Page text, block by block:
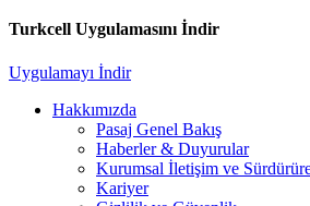
Turkcell Uygulamasını İndir
Uygulamayı İndir
Hakkımızda
Pasaj Genel Bakış
Haberler & Duyurular
Kurumsal İletişim ve
Kariyer